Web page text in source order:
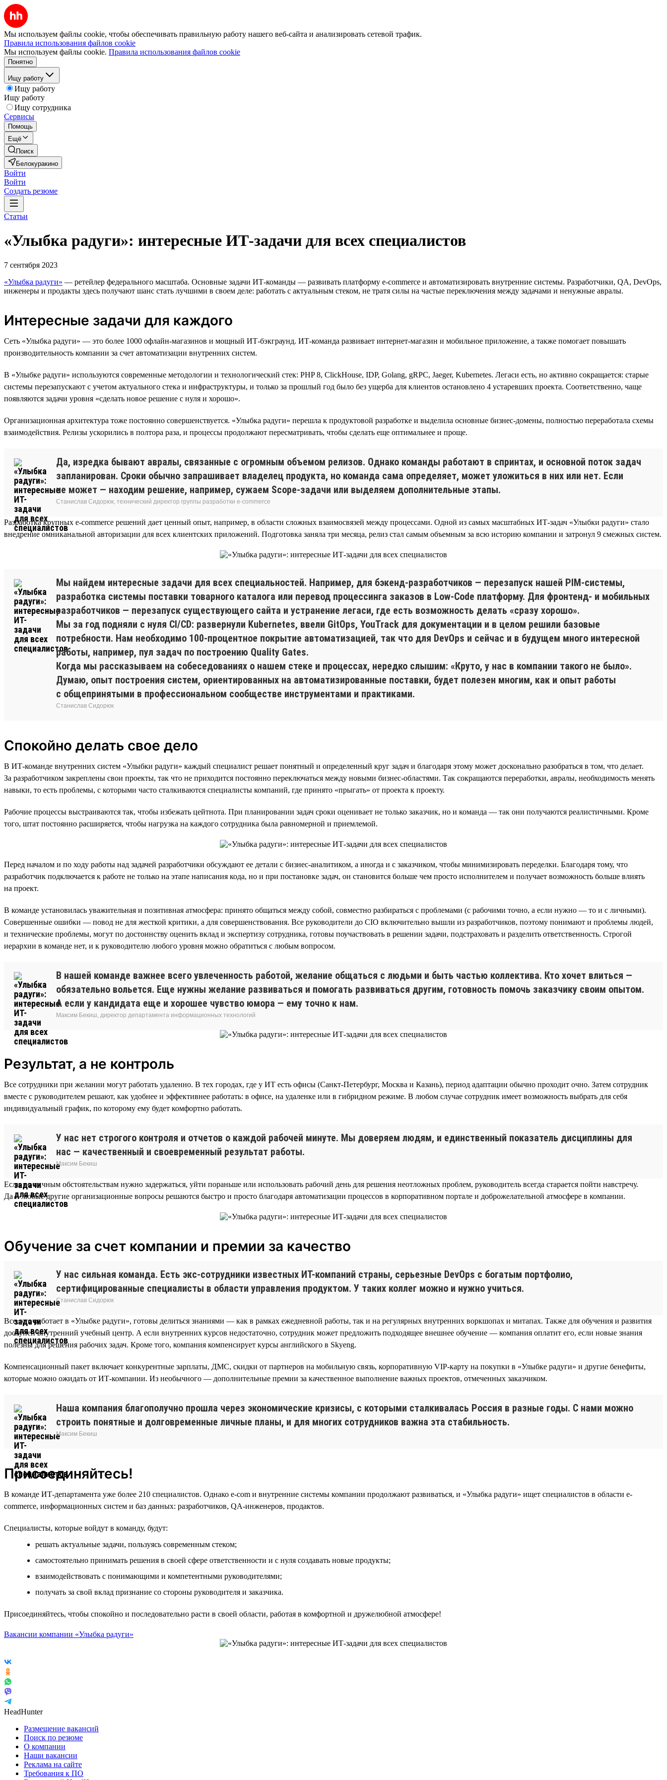
Мы используем файлы cookie, чтобы обеспечивать правильную работу нашего веб-сайта и анализировать сетевой трафик.
Правила использования файлов cookie
Мы используем файлы cookie. Правила использования файлов cookie
Понятно
Ищу работу
Ищу работу
Ищу работу
Ищу сотрудника
Сервисы
Помощь
Ещё
Поиск
Белокуракино
Войти
Войти
Создать резюме
Статьи
«Улыбка радуги»: интересные ИТ-задачи для всех специалистов
7 сентября 2023
«Улыбка радуги» — ретейлер федерального масштаба. Основные задачи ИТ-команды — развивать платформу e-commerce и автоматизировать внутренние системы. Разработчики, QA, DevOps,
инженеры и продакты здесь получают шанс стать лучшими в своем деле: работать с актуальным стеком, не тратя силы на частые переключения между задачами и ненужные авралы.
Интересные задачи для каждого
Сеть «Улыбка радуги» — это более 1000 офлайн-магазинов и мощный ИТ-бэкграунд. ИТ-команда развивает интернет-магазин и мобильное приложение, а также помогает повышать
производительность компании за счет автоматизации внутренних систем.
В «Улыбке радуги» используются современные методологии и технологический стек: PHP 8, ClickHouse, IDP, Golang, gRPC, Jaeger, Kubernetes. Легаси есть, но активно сокращается: старые
системы перезапускают с учетом актуального стека и инфраструктуры, и только за прошлый год было без ущерба для клиентов остановлено 4 устаревших проекта. Соответственно, чаще
появляются задачи уровня «сделать новое решение с нуля и хорошо».
Организационная архитектура тоже постоянно совершенствуется. «Улыбка радуги» перешла к продуктовой разработке и выделила основные бизнес-домены, полностью переработала схемы
взаимодействия. Релизы ускорились в полтора раза, и процессы продолжают пересматривать, чтобы сделать еще оптимальнее и проще.
Да, изредка бывают авралы, связанные с огромным объемом релизов. Однако команды работают в спринтах, и основной поток задач
запланирован. Сроки обычно запрашивает владелец продукта, но команда сама определяет, может уложиться в них или нет. Если
не может — находим решение, например, сужаем Scope-задачи или выделяем дополнительные этапы.
Станислав Сидорюк, технический директор группы разработки e-commerce
Разработка крупных e-commerce решений дает ценный опыт, например, в области сложных взаимосвязей между процессами. Одной из самых масштабных ИТ-задач «Улыбки радуги» стало
внедрение омниканальной авторизации для всех клиентских приложений. Подготовка заняла три месяца, релиз стал самым объемным за всю историю компании и затронул 9 смежных систем.
Мы найдем интересные задачи для всех специальностей. Например, для бэкенд-разработчиков — перезапуск нашей PIM-системы,
разработка системы поставки товарного каталога или перевод процессинга заказов в Low-Code платформу. Для фронтенд- и мобильных
разработчиков — перезапуск существующего сайта и устранение легаси, где есть возможность делать «сразу хорошо».
Мы за год подняли с нуля CI/CD: развернули Kubernetes, ввели GitOps, YouTrack для документации и в целом решили базовые
потребности. Нам необходимо 100-процентное покрытие автоматизацией, так что для DevOps и сейчас и в будущем много интересной
работы, например, пул задач по построению Quality Gates.
Когда мы рассказываем на собеседованиях о нашем стеке и процессах, нередко слышим: «Круто, у нас в компании такого не было».
Думаю, опыт построения систем, ориентированных на автоматизированные поставки, будет полезен многим, как и опыт работы
с общепринятыми в профессиональном сообществе инструментами и практиками.
Станислав Сидорюк
Спокойно делать свое дело
В ИТ-команде внутренних систем «Улыбки радуги» каждый специалист решает понятный и определенный круг задач и благодаря этому может досконально разобраться в том, что делает.
За разработчиком закреплены свои проекты, так что не приходится постоянно переключаться между новыми бизнес-областями. Так сокращаются переработки, авралы, необходимость менять
навыки, то есть проблемы, с которыми часто сталкиваются специалисты компаний, где принято «прыгать» от проекта к проекту.
Рабочие процессы выстраиваются так, чтобы избежать цейтнота. При планировании задач сроки оценивает не только заказчик, но и команда — так они получаются реалистичными. Кроме
того, штат постоянно расширяется, чтобы нагрузка на каждого сотрудника была равномерной и приемлемой.
Перед началом и по ходу работы над задачей разработчики обсуждают ее детали с бизнес-аналитиком, а иногда и с заказчиком, чтобы минимизировать переделки. Благодаря тому, что
разработчик подключается к работе не только на этапе написания кода, но и при постановке задач, он становится больше чем просто исполнителем и получает возможность больше влиять
на проект.
В команде установилась уважительная и позитивная атмосфера: принято общаться между собой, совместно разбираться с проблемами (с рабочими точно, а если нужно — то и с личными).
Совершенные ошибки — повод не для жесткой критики, а для совершенствования. Все руководители до CIO включительно вышли из разработчиков, поэтому понимают и проблемы людей,
и технические проблемы, могут по достоинству оценить вклад и экспертизу сотрудника, готовы поучаствовать в решении задачи, подстраховать и разделить ответственность. Строгой
иерархии в команде нет, и к руководителю любого уровня можно обратиться с любым вопросом.
В нашей команде важнее всего увлеченность работой, желание общаться с людьми и быть частью коллектива. Кто хочет влиться —
обязательно вольется. Еще нужны желание развиваться и помогать развиваться другим, готовность помочь заказчику своим опытом.
А если у кандидата еще и хорошее чувство юмора — ему точно к нам.
Максим Бекиш, директор департамента информационных технологий
Результат, а не контроль
Все сотрудники при желании могут работать удаленно. В тех городах, где у ИТ есть офисы (Санкт-Петербург, Москва и Казань), период адаптации обычно проходит очно. Затем сотрудник
вместе с руководителем решают, как удобнее и эффективнее работать: в офисе, на удаленке или в гибридном режиме. В любом случае сотрудник имеет возможность выбрать для себя
индивидуальный график, по которому ему будет комфортно работать.
У нас нет строгого контроля и отчетов о каждой рабочей минуте. Мы доверяем людям, и единственный показатель дисциплины для
нас — качественный и своевременный результат работы.
Максим Бекиш
Если по личным обстоятельствам нужно задержаться, уйти пораньше или использовать рабочий день для решения неотложных проблем, руководитель всегда старается пойти навстречу.
Да и любые другие организационные вопросы решаются быстро и просто благодаря автоматизации процессов в корпоративном портале и доброжелательной атмосфере в компании.
Обучение за счет компании и премии за качество
У нас сильная команда. Есть экс-сотрудники известных ИТ-компаний страны, серьезные DevOps с богатым портфолио,
сертифицированные специалисты в области управления продуктом. У таких коллег можно и нужно учиться.
Станислав Сидорюк
Все, кто работает в «Улыбке радуги», готовы делиться знаниями — как в рамках ежедневной работы, так и на регулярных внутренних воркшопах и митапах. Также для обучения и развития
доступен внутренний учебный центр. А если внутренних курсов недостаточно, сотрудник может предложить подходящее внешнее обучение — компания оплатит его, если новые знания
полезны для решения рабочих задач. Кроме того, компания компенсирует курсы английского в Skyeng.
Компенсационный пакет включает конкурентные зарплаты, ДМС, скидки от партнеров на мобильную связь, корпоративную VIP-карту на покупки в «Улыбке радуги» и другие бенефиты,
которые можно ожидать от ИТ-компании. Из необычного — дополнительные премии за качественное выполнение важных проектов, отмеченных заказчиком.
Наша компания благополучно прошла через экономические кризисы, с которыми сталкивалась Россия в разные годы. С нами можно
строить понятные и долговременные личные планы, и для многих сотрудников важна эта стабильность.
Максим Бекиш
Присоединяйтесь!
В команде ИТ-департамента уже более 210 специалистов. Однако e-com и внутренние системы компании продолжают развиваться, и «Улыбка радуги» ищет специалистов в области e-
commerce, информационных систем и баз данных: разработчиков, QA-инженеров, продактов.
Специалисты, которые войдут в команду, будут:
решать актуальные задачи, пользуясь современным стеком;
самостоятельно принимать решения в своей сфере ответственности и с нуля создавать новые продукты;
взаимодействовать с понимающими и компетентными руководителями;
получать за свой вклад признание со стороны руководителя и заказчика.
Присоединяйтесь, чтобы спокойно и последовательно расти в своей области, работая в комфортной и дружелюбной атмосфере!
Вакансии компании «Улыбка радуги»
HeadHunter
Размещение вакансий
Поиск по резюме
О компании
Наши вакансии
Реклама на сайте
Требования к ПО